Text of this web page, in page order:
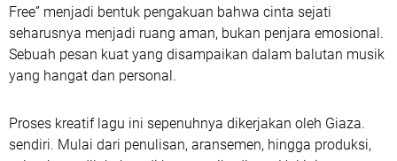
Free” menjadi bentuk pengakuan bahwa cinta sejati
seharusnya menjadi ruang aman, bukan penjara emosional.
Sebuah pesan kuat yang disampaikan dalam balutan musik
yang hangat dan personal.
Proses kreatif lagu ini sepenuhnya dikerjakan oleh Giaza.
sendiri. Mulai dari penulisan, aransemen, hingga produksi,